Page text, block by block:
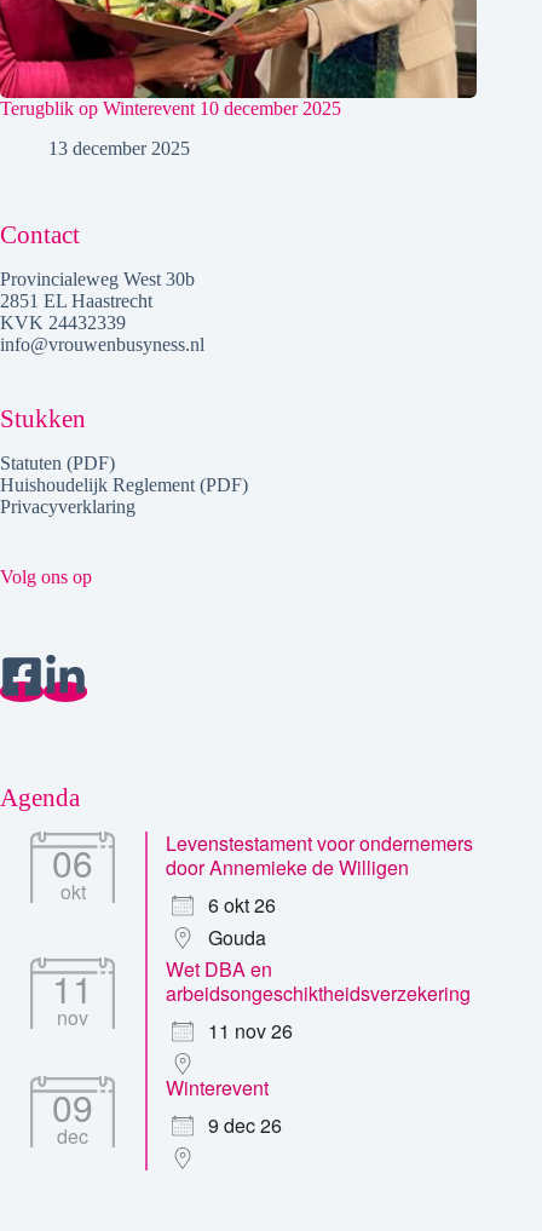
Terugblik op Winterevent 10 december 2025
13 december 2025
Contact
Provincialeweg West 30b
2851 EL Haastrecht
KVK 24432339
info@vrouwenbusyness.nl
Stukken
Statuten (PDF)
Huishoudelijk Reglement (PDF)
Privacyverklaring
Volg ons op
Agenda
06
okt
Levenstestament voor ondernemers
door Annemieke de Willigen
6 okt 26
Gouda
11
nov
Wet DBA en
arbeidsongeschiktheidsverzekering
11 nov 26
09
dec
Winterevent
9 dec 26